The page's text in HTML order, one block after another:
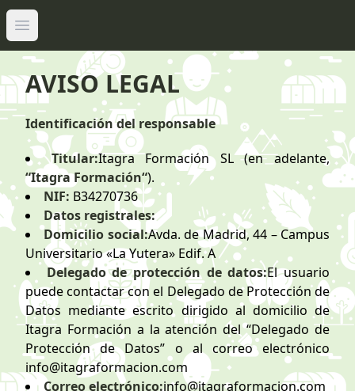
Abrir menú principal
AVISO LEGAL
Identificación del responsable
Titular:Itagra Formación SL (en adelante,
“Itagra Formación“).
NIF: B34270736
Datos registrales:
Domicilio social:Avda. de Madrid, 44 – Campus
Universitario «La Yutera» Edif. A
Delegado de protección de datos:El usuario
puede contactar con el Delegado de Protección de
Datos mediante escrito dirigido al domicilio de
Itagra Formación a la atención del “Delegado de
Protección de Datos” o al correo electrónico
info@itagraformacion.com
Correo electrónico:info@itagraformacion.com